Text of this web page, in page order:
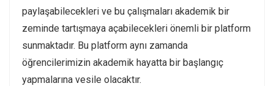
paylaşabilecekleri ve bu çalışmaları akademik bir
zeminde tartışmaya açabilecekleri önemli bir platform
sunmaktadır. Bu platform aynı zamanda
öğrencilerimizin akademik hayatta bir başlangıç
yapmalarına vesile olacaktır.